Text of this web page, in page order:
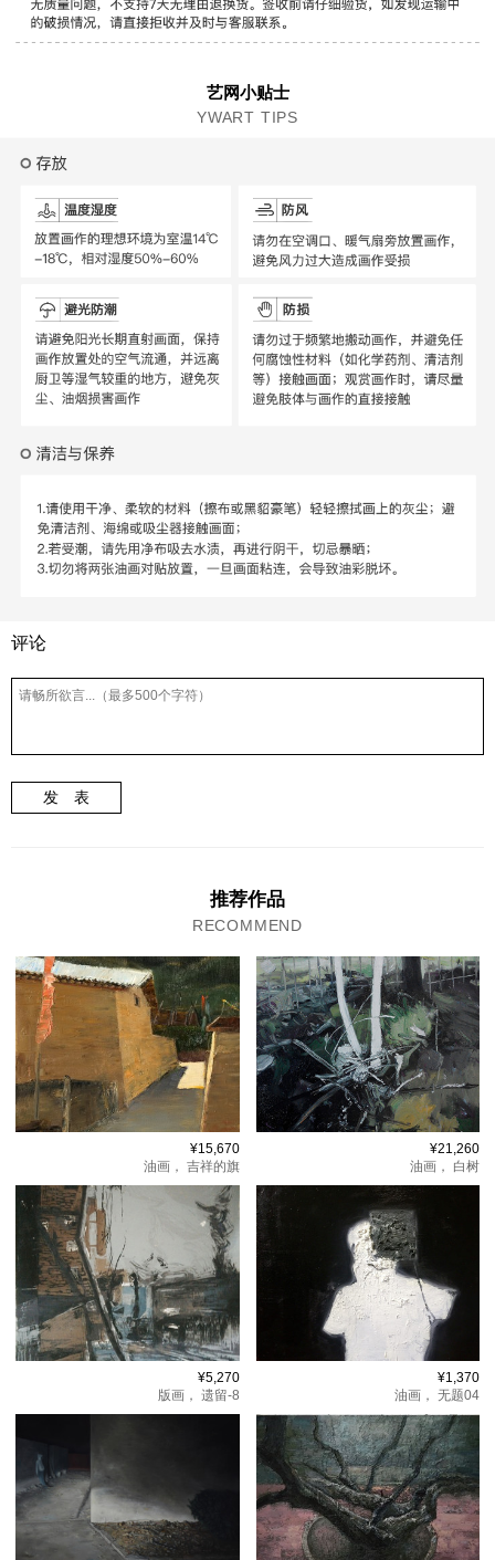
艺网小贴士
YWART TIPS
评论
发 表
推荐作品
RECOMMEND
¥15,670
油画， 吉祥的旗
¥21,260
油画，
白树
¥5,270
版画， 遗留-8
¥1,370
油画， 无题04